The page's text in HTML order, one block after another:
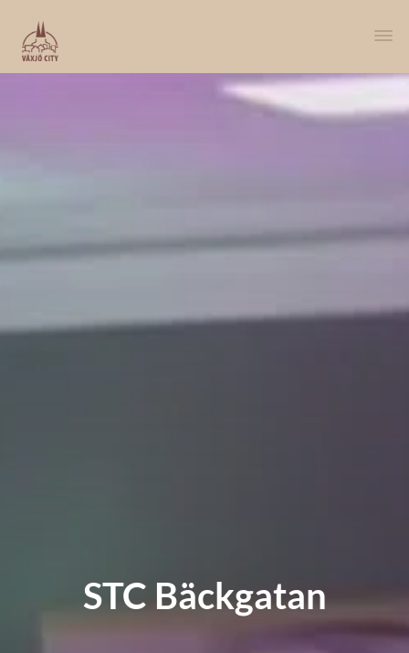
STC Bäckgatan